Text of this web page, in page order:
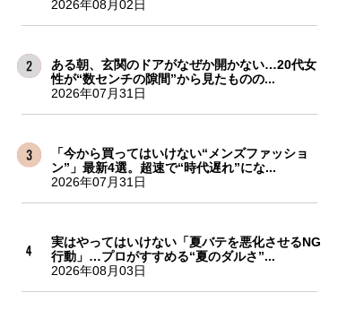
2026年08月02日
ある朝、玄関のドアがなぜか開かない…20代女
性が“数センチの隙間”から見たものの...
2026年07月31日
「今から買ってはいけない“メンズファッショ
ン”」最新4選。超速で“時代遅れ”にな...
2026年07月31日
実はやってはいけない「夏バテを悪化させるNG
行動」…プロがすすめる“夏のダルさ”...
2026年08月03日